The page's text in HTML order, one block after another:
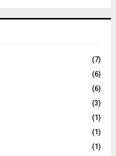
(7)
(6)
(6)
(3)
(1)
(1)
(1)